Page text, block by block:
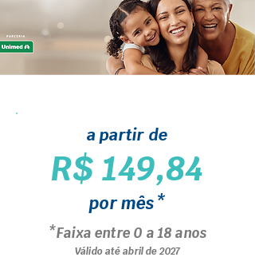
a partir de
R$ 149,84
por mês*
*Faixa entre 0 a 18 anos
Válido até abril de 2027